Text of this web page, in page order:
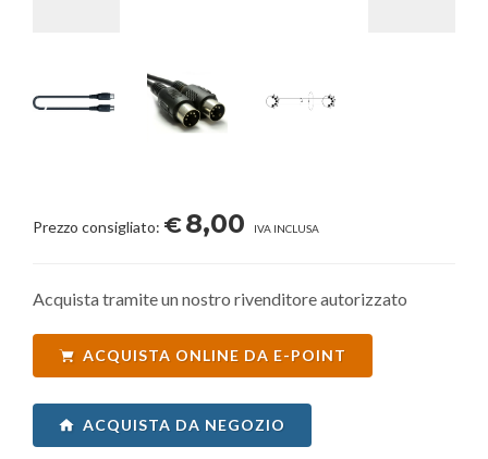
Prezzo consigliato: €8,00 IVA INCLUSA
Acquista tramite un nostro rivenditore autorizzato
ACQUISTA ONLINE DA E-POINT
ACQUISTA DA NEGOZIO